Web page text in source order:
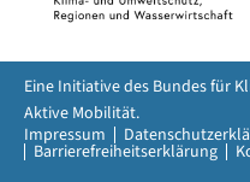
Impressum
Barrierefreiheitserklärung
Eine Initiative des Bundes für
Aktive Mobilität.